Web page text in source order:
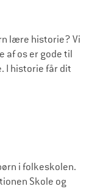
lære historie? Vi
af os er gode til
I historie får dit
i folkeskolen.
Skole og